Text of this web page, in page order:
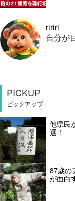
ririri
自分が
PICKUP
ピックアップ
他県民
選！
87歳の
が面白